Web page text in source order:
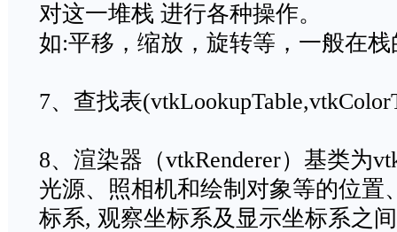
对这一堆栈 进行各种操作。
如:平移，缩放，旋转等，一般在
7、查找表
8、渲染器（vtkRenderer）基类为
光源、照相机和绘制对象等的位置
标系, 观察坐标系及显示坐标系之